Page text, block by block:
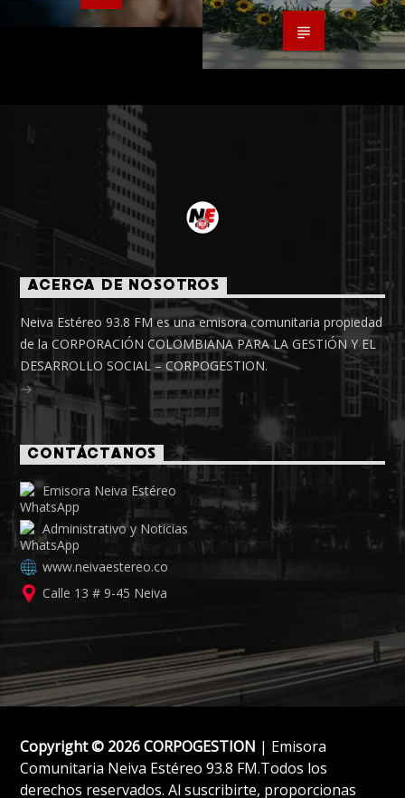
ACERCA DE NOSOTROS
Neiva Estéreo 93.8 FM es una emisora comunitaria propiedad
de la CORPORACIÓN COLOMBIANA PARA LA GESTIÓN Y EL
DESARROLLO SOCIAL – CORPOGESTION.
CONTÁCTANOS
Emisora Neiva Estéreo
Administrativo y Noticias
www.neivaestereo.co
Calle 13 # 9-45 Neiva
Copyright © 2026 CORPOGESTION | Emisora
Comunitaria Neiva Estéreo 93.8 FM.Todos los
derechos reservados. Al suscribirte, proporcionas